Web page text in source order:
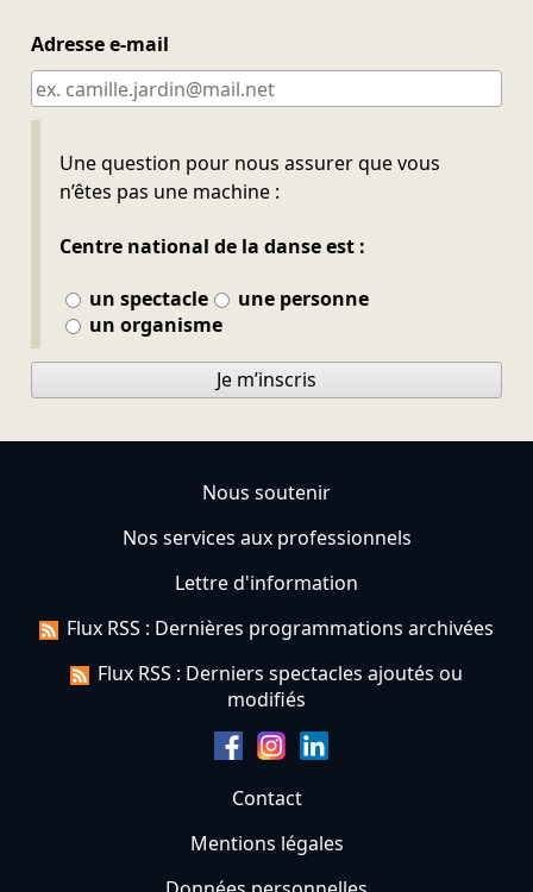
Adresse e-mail
Une question pour nous assurer que vous
n’êtes pas une machine :
Centre national de la danse est :
un spectacle
une personne
un organisme
Ne pas remplir
Je m’inscris
Nous soutenir
Nos services aux professionnels
Lettre d'information
Flux RSS : Dernières programmations archivées
Flux RSS : Derniers spectacles ajoutés ou
modifiés
Contact
Mentions légales